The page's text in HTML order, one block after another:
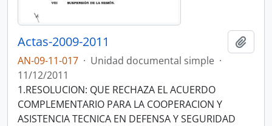
Actas-2009-2011
AN-09-11-017 · Unidad documental simple ·
11/12/2011
1.RESOLUCION: QUE RECHAZA EL ACUERDO
COMPLEMENTARIO PARA LA COOPERACION Y
ASISTENCIA TECNICA EN DEFENSA Y SEGURIDAD